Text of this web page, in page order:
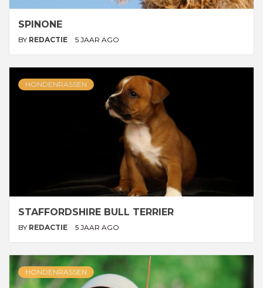
SPINONE
BY REDACTIE 5 JAAR AGO
HONDENRASSEN
STAFFORDSHIRE BULL TERRIER
BY REDACTIE 5 JAAR AGO
HONDENRASSEN